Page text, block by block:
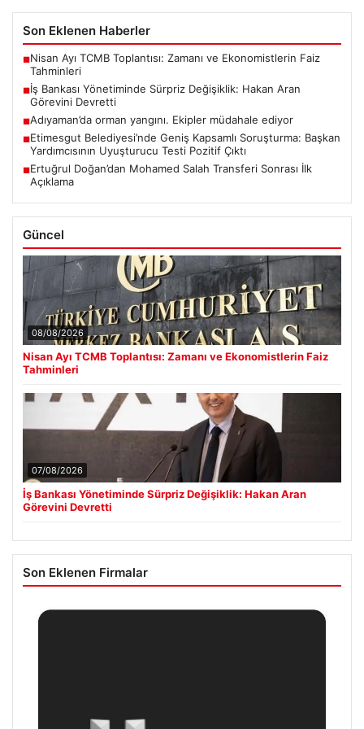
Son Eklenen Haberler
■Nisan Ayı TCMB Toplantısı: Zamanı ve Ekonomistlerin Faiz
Tahminleri
■İş Bankası Yönetiminde Sürpriz Değişiklik: Hakan Aran
Görevini Devretti
■Adıyaman’da orman yangını. Ekipler müdahale ediyor
■Etimesgut Belediyesi’nde Geniş Kapsamlı Soruşturma: Başkan
Yardımcısının Uyuşturucu Testi Pozitif Çıktı
■Ertuğrul Doğan’dan Mohamed Salah Transferi Sonrası İlk
Açıklama
Güncel
08/08/2026
Nisan Ayı TCMB Toplantısı: Zamanı ve Ekonomistlerin Faiz
Tahminleri
07/08/2026
İş Bankası Yönetiminde Sürpriz Değişiklik: Hakan Aran
Görevini Devretti
Son Eklenen Firmalar